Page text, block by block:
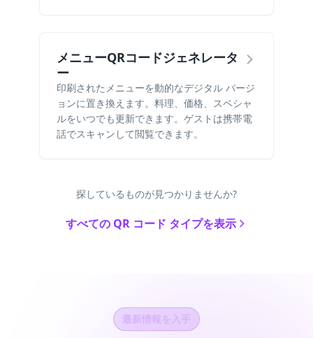
メニューQRコードジェネレータ
ー
印刷されたメニューを動的なデジタル バージ
ョンに置き換えます。料理、価格、スペシャ
ルをいつでも更新できます。ゲストは携帯電
話でスキャンして閲覧できます。
探しているものが見つかりませんか?
すべての QR コード タイプを表示
最新情報を入手